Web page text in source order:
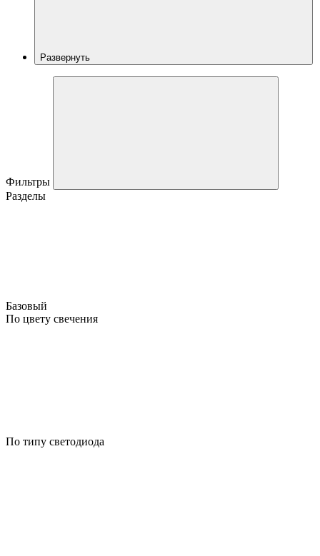
Развернуть
Фильтры
Разделы
Базовый
По цвету свечения
По типу светодиода